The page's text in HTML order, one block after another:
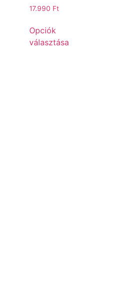
17.990 Ft
Opciók
választása